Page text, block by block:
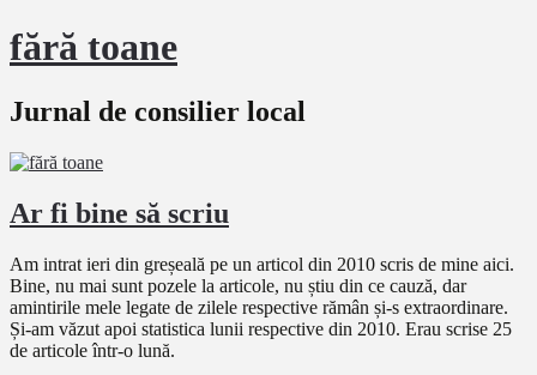
fără toane
Jurnal de consilier local
Ar fi bine să scriu
Am intrat ieri din greșeală pe un articol din 2010 scris de mine aici.
Bine, nu mai sunt pozele la articole, nu știu din ce cauză, dar
amintirile mele legate de zilele respective rămân și-s extraordinare.
Și-am văzut apoi statistica lunii respective din 2010. Erau scrise 25
de articole într-o lună.